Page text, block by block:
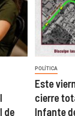
de
POLÍTICA
Este
cierre
Infante